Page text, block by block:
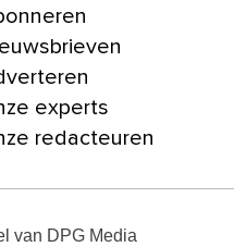
experts
redacteuren
van DPG Media